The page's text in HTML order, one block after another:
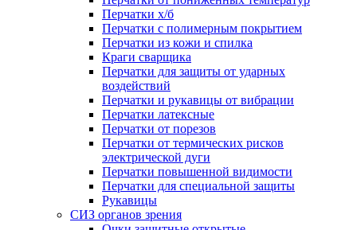
Перчатки х/б
Перчатки с полимерным покрытием
Перчатки из кожи и спилка
Краги сварщика
Перчатки для защиты от ударных
воздействий
Перчатки и рукавицы от вибрации
Перчатки латексные
Перчатки от порезов
Перчатки от термических рисков
электрической дуги
Перчатки повышенной видимости
Перчатки для специальной защиты
Рукавицы
СИЗ органов зрения